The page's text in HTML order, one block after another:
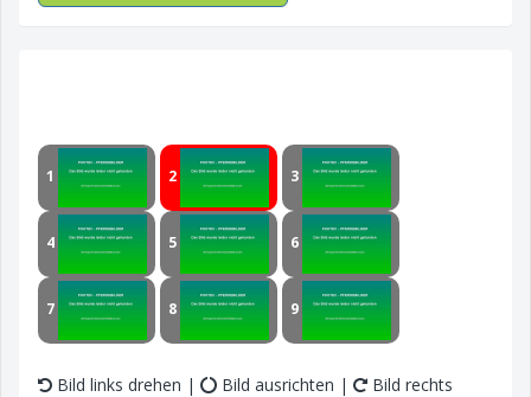
1 2 3
4 5 6
7 8 9
Bild links drehen | Bild ausrichten |
Bild rechts